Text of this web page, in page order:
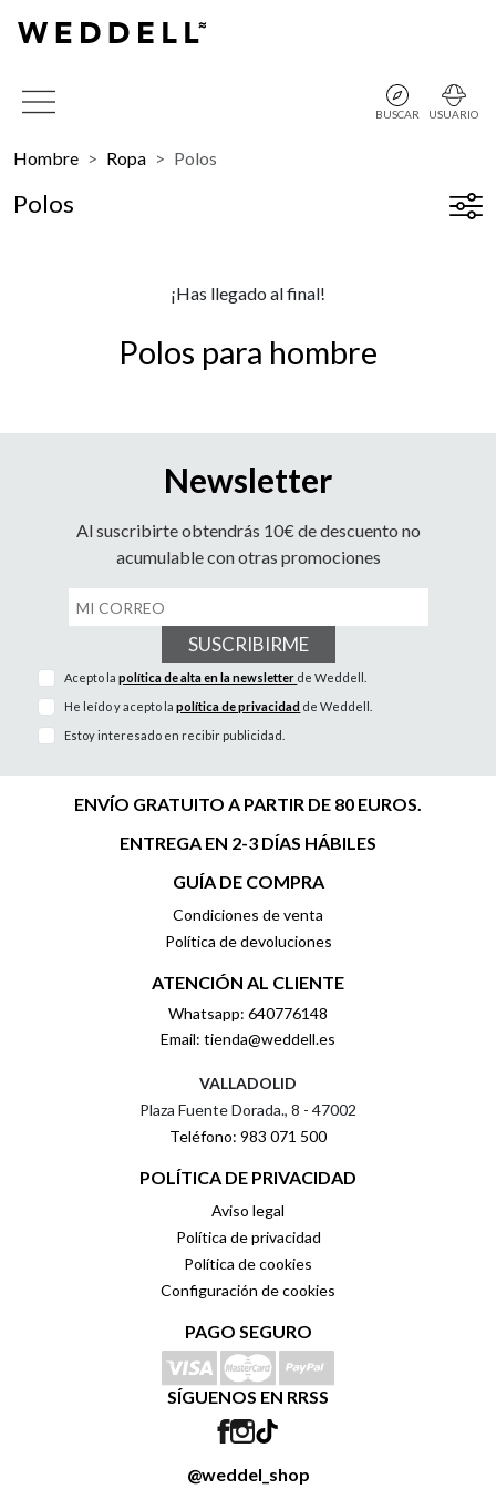
BUSCAR USUARIO
Hombre Ropa Polos
Polos
¡Has llegado al final!
Polos para hombre
Newsletter
Al suscribirte obtendrás 10€ de descuento no
acumulable con otras promociones
SUSCRIBIRME
Acepto lapolítica de alta en la newsletter de Weddell.
He leído y acepto lapolítica de privacidad de Weddell.
Estoy interesado en recibir publicidad.
ENVÍO GRATUITO A PARTIR DE 80 EUROS.
ENTREGA EN 2-3 DÍAS HÁBILES
GUÍA DE COMPRA
Condiciones de venta
Política de devoluciones
ATENCIÓN AL CLIENTE
Whatsapp: 640776148
Email: tienda@weddell.es
VALLADOLID
Plaza Fuente Dorada., 8 - 47002
Teléfono: 983 071 500
POLÍTICA DE PRIVACIDAD
Aviso legal
Política de privacidad
Política de cookies
Configuración de cookies
PAGO SEGURO
SÍGUENOS EN RRSS
@weddel_shop